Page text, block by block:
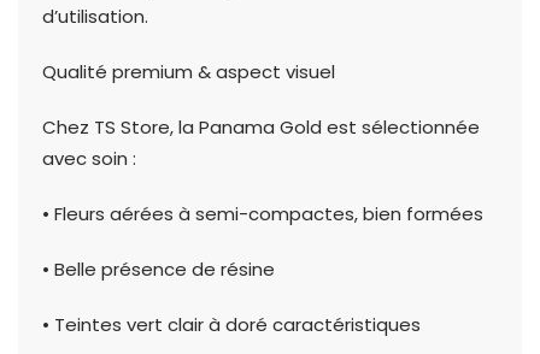
d’utilisation.
Qualité premium & aspect visuel
Chez TS Store, la Panama Gold est sélectionnée
avec soin :
• Fleurs aérées à semi-compactes, bien formées
• Belle présence de résine
• Teintes vert clair à doré caractéristiques